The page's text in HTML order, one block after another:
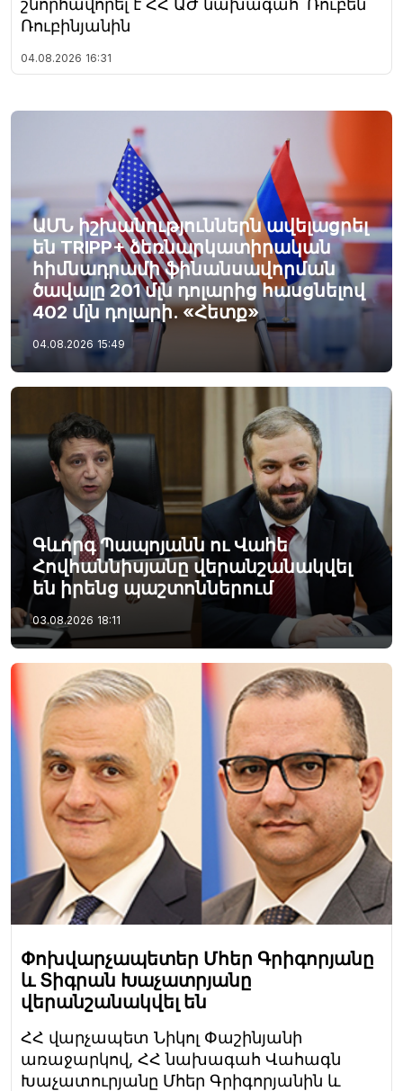
շնորհավորել է ՀՀ ԱԺ նախագահ՝ Ռուբեն
Ռուբինյանին
04.08.2026 16:31
ԱՄՆ իշխանություններն ավելացրել
են TRIPP+ ձեռնարկատիրական
հիմնադրամի ֆինանսավորման
ծավալը 201 մլն դոլարից հասցնելով
402 մլն դոլարի. «Հետք»
04.08.2026 15:49
Գևորգ Պապոյանն ու Վահե
Հովհաննիսյանը վերանշանակվել
են իրենց պաշտոններում
03.08.2026 18:11
Փոխվարչապետեր Մհեր Գրիգորյանը
և Տիգրան Խաչատրյանը
վերանշանակվել են
ՀՀ վարչապետ Նիկոլ Փաշինյանի
առաջարկով, ՀՀ նախագահ Վահագն
Խաչատուրյանը Մհեր Գրիգորյանին և